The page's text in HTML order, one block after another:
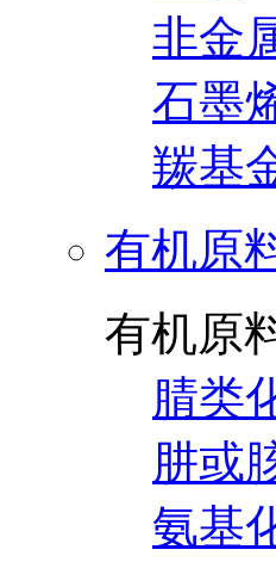
非金
石墨
羰基
有机原
有机原
腈类
肼或
氨基